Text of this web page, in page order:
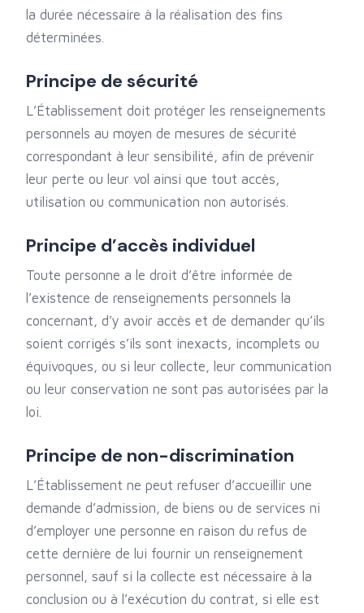
la durée nécessaire à la réalisation des fins
déterminées.
Principe de sécurité
L’Établissement doit protéger les renseignements
personnels au moyen de mesures de sécurité
correspondant à leur sensibilité, afin de prévenir
leur perte ou leur vol ainsi que tout accès,
utilisation ou communication non autorisés.
Principe d’accès individuel
Toute personne a le droit d’être informée de
l’existence de renseignements personnels la
concernant, d’y avoir accès et de demander qu’ils
soient corrigés s’ils sont inexacts, incomplets ou
équivoques, ou si leur collecte, leur communication
ou leur conservation ne sont pas autorisées par la
loi.
Principe de non-discrimination
L’Établissement ne peut refuser d’accueillir une
demande d’admission, de biens ou de services ni
d’employer une personne en raison du refus de
cette dernière de lui fournir un renseignement
personnel, sauf si la collecte est nécessaire à la
conclusion ou à l’exécution du contrat, si elle est